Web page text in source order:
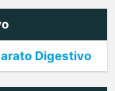
Digestivo